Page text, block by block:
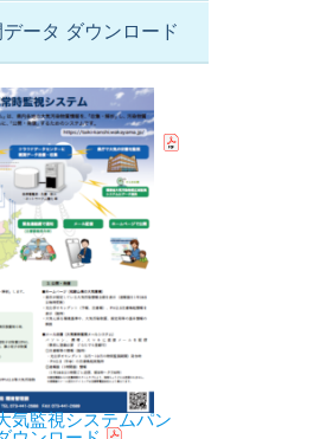
ータ ダウンロード
気監視システムパン